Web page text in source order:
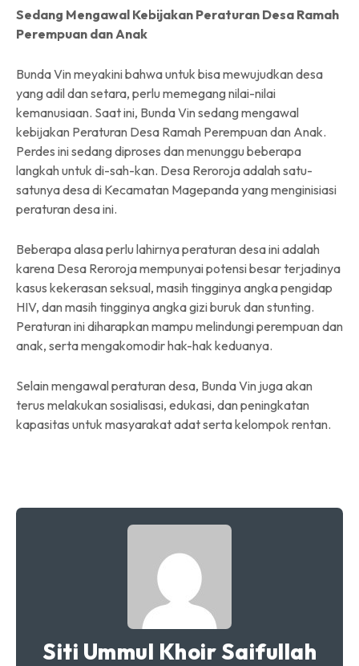
Sedang Mengawal Kebijakan Peraturan Desa Ramah
Perempuan dan Anak
Bunda Vin meyakini bahwa untuk bisa mewujudkan desa
yang adil dan setara, perlu memegang nilai-nilai
kemanusiaan. Saat ini, Bunda Vin sedang mengawal
kebijakan Peraturan Desa Ramah Perempuan dan Anak.
Perdes ini sedang diproses dan menunggu beberapa
langkah untuk di-sah-kan. Desa Reroroja adalah satu-
satunya desa di Kecamatan Magepanda yang menginisiasi
peraturan desa ini.
Beberapa alasa perlu lahirnya peraturan desa ini adalah
karena Desa Reroroja mempunyai potensi besar terjadinya
kasus kekerasan seksual, masih tingginya angka pengidap
HIV, dan masih tingginya angka gizi buruk dan stunting.
Peraturan ini diharapkan mampu melindungi perempuan dan
anak, serta mengakomodir hak-hak keduanya.
Selain mengawal peraturan desa, Bunda Vin juga akan
terus melakukan sosialisasi, edukasi, dan peningkatan
kapasitas untuk masyarakat adat serta kelompok rentan.
Siti Ummul Khoir Saifullah